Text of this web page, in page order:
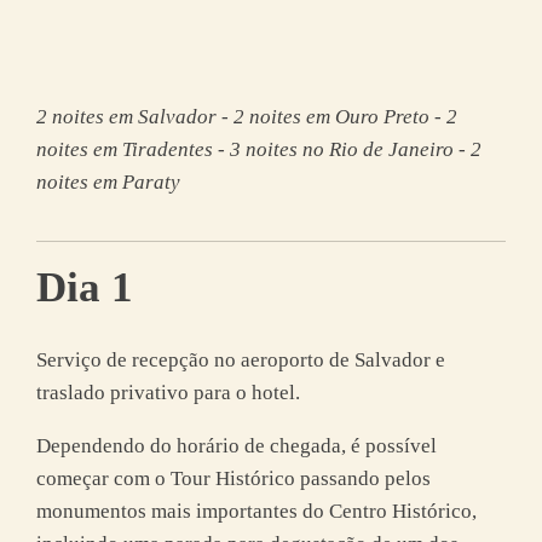
2 noites em Salvador - 2 noites em Ouro Preto - 2
noites em Tiradentes - 3 noites no Rio de Janeiro - 2
noites em Paraty
Dia 1
Serviço de recepção no aeroporto de Salvador e
traslado privativo para o hotel.
Dependendo do horário de chegada, é possível
começar com o Tour Histórico passando pelos
monumentos mais importantes do Centro Histórico,